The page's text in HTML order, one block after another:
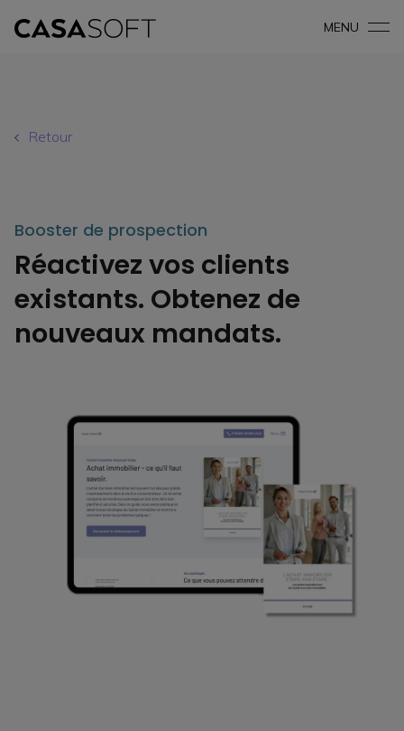
MENU
Retour
Booster de prospection
Réactivez vos clients
existants. Obtenez de
nouveaux mandats.